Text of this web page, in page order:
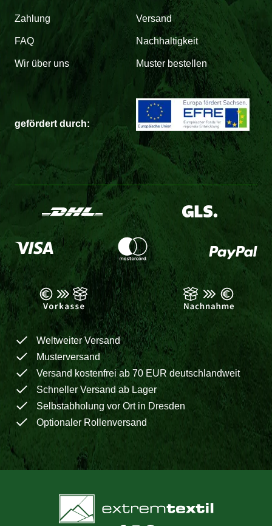
Zahlung Versand
FAQ Nachhaltigkeit
Wir über uns Muster bestellen
gefördert durch:
Weltweiter Versand
Musterversand
Versand kostenfrei ab 70 EUR deutschlandweit
Schneller Versand ab Lager
Selbstabholung vor Ort in Dresden
Optionaler Rollenversand